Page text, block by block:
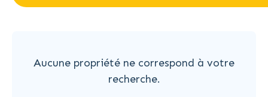
Aucune propriété ne correspond à votre
recherche.